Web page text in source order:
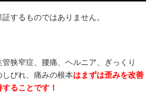
するものではありません。
管狭窄症、腰痛、ヘルニア、ぎっくり
びれ、痛みの根本はまずは歪みを改善
ることです！